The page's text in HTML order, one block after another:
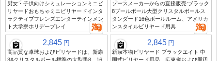
男女・子供向けシミュレーションミニビ
リヤードおもちゃミニビリヤードインタ
ラクティブフレンズエンターテインメン
ト大学寮ホリデープレイ
ソースメーカーからの直接販売:ブラック
8プールボール大型クリスタルボールス
タンダード16色ボールルーム、アメリカ
ンスタイルビリヤード用具
2,845 円
高品質な卓球およびビリヤードは、新康
3Aクリスタルボール標準の大型黒8、16
2,845 円
新康本物ビリヤード ブラックエイト 中
国式ビリヤード用品、広東省および周辺